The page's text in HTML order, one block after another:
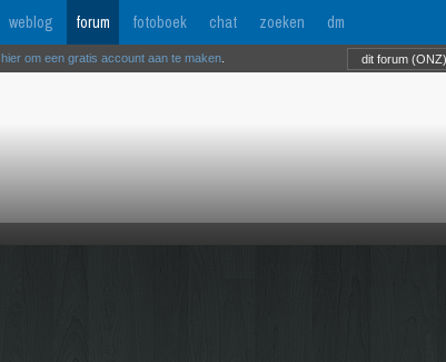
weblog forum fotoboek chat zoeken dm
hier om een gratis account aan te maken